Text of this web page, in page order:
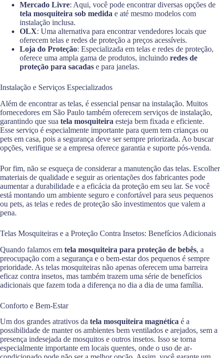
Mercado Livre: Aqui, você pode encontrar diversas opções de
tela mosquiteira sob medida e até mesmo modelos com
instalação inclusa.
OLX: Uma alternativa para encontrar vendedores locais que
oferecem telas e redes de proteção a preços acessíveis.
Loja do Proteção: Especializada em telas e redes de proteção,
oferece uma ampla gama de produtos, incluindo redes de
proteção para sacadas e para janelas.
Instalação e Serviços Especializados
Além de encontrar as telas, é essencial pensar na instalação. Muitos
fornecedores em São Paulo também oferecem serviços de instalação,
garantindo que sua tela mosquiteira esteja bem fixada e eficiente.
Esse serviço é especialmente importante para quem tem crianças ou
pets em casa, pois a segurança deve ser sempre priorizada. Ao buscar
opções, verifique se a empresa oferece garantia e suporte pós-venda.
Por fim, não se esqueça de considerar a manutenção das telas. Escolher
materiais de qualidade e seguir as orientações dos fabricantes pode
aumentar a durabilidade e a eficácia da proteção em seu lar. Se você
está montando um ambiente seguro e confortável para seus pequenos
ou pets, as telas e redes de proteção são investimentos que valem a
pena.
Telas Mosquiteiras e a Proteção Contra Insetos: Benefícios Adicionais
Quando falamos em tela mosquiteira para proteção de bebês, a
preocupação com a segurança e o bem-estar dos pequenos é sempre
prioridade. As telas mosquiteiras não apenas oferecem uma barreira
eficaz contra insetos, mas também trazem uma série de benefícios
adicionais que fazem toda a diferença no dia a dia de uma família.
Conforto e Bem-Estar
Um dos grandes atrativos da tela mosquiteira magnética é a
possibilidade de manter os ambientes bem ventilados e arejados, sem a
presença indesejada de mosquitos e outros insetos. Isso se torna
especialmente importante em locais quentes, onde o uso de ar-